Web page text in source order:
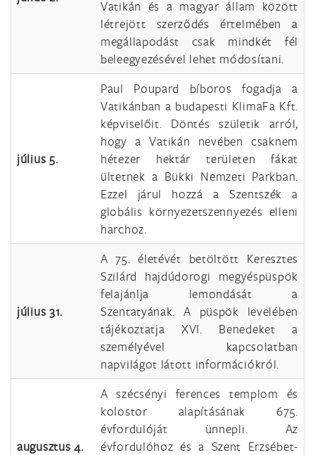
Vatikán és a magyar állam között
létrejött szerződés értelmében a
megállapodást csak mindkét fél
beleegyezésével lehet módosítani.
július 5.
Paul Poupard bíboros fogadja a
Vatikánban a budapesti KlimaFa Kft.
képviselőit. Döntés születik arról,
hogy a Vatikán nevében csaknem
hétezer hektár területen fákat
ültetnek a Bükki Nemzeti Parkban.
Ezzel járul hozzá a Szentszék a
globális környezetszennyezés elleni
harchoz.
július 31.
A 75. életévét betöltött Keresztes
Szilárd hajdúdorogi megyéspüspök
felajánlja lemondását a
Szentatyának. A püspök levelében
tájékoztatja XVI. Benedeket a
személyével kapcsolatban
napvilágot látott információkról.
augusztus 4.
A szécsényi ferences templom és
kolostor alapításának 675.
évfordulóját ünnepli. Az
évfordulóhoz és a Szent Erzsébet-